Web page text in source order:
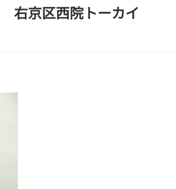
右京区西院トーカイ